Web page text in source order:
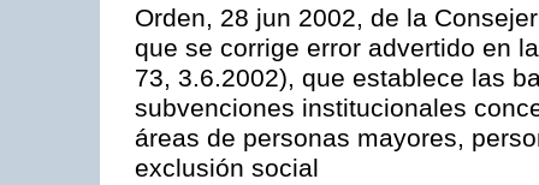
Orden, 28 jun 2002, de la
que se corrige error advertido en
73, 3.6.2002), que establece las
subvenciones institucionales
áreas de personas mayores,
exclusión social